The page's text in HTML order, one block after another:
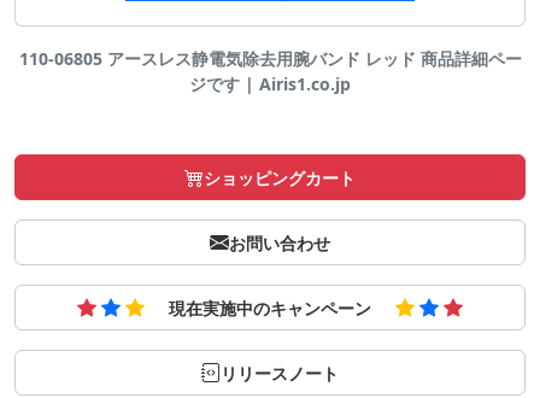
110-06805 アースレス静電気除去用腕バンド レッド 商品詳細ペー
ジです | Airis1.co.jp
ショッピングカート
お問い合わせ
現在実施中のキャンペーン
リリースノート